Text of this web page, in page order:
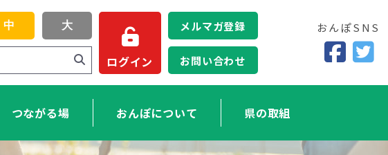
中 大
ログイン
つながる場 おんぽについて 県の取組
メルマガ登録
お問い合わせ
おんぽSNS